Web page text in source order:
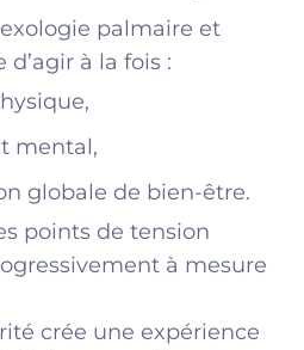
palmaire et
à la fois :
mental,
globale de bien-être.
points de tension
à mesure
crée une expérience